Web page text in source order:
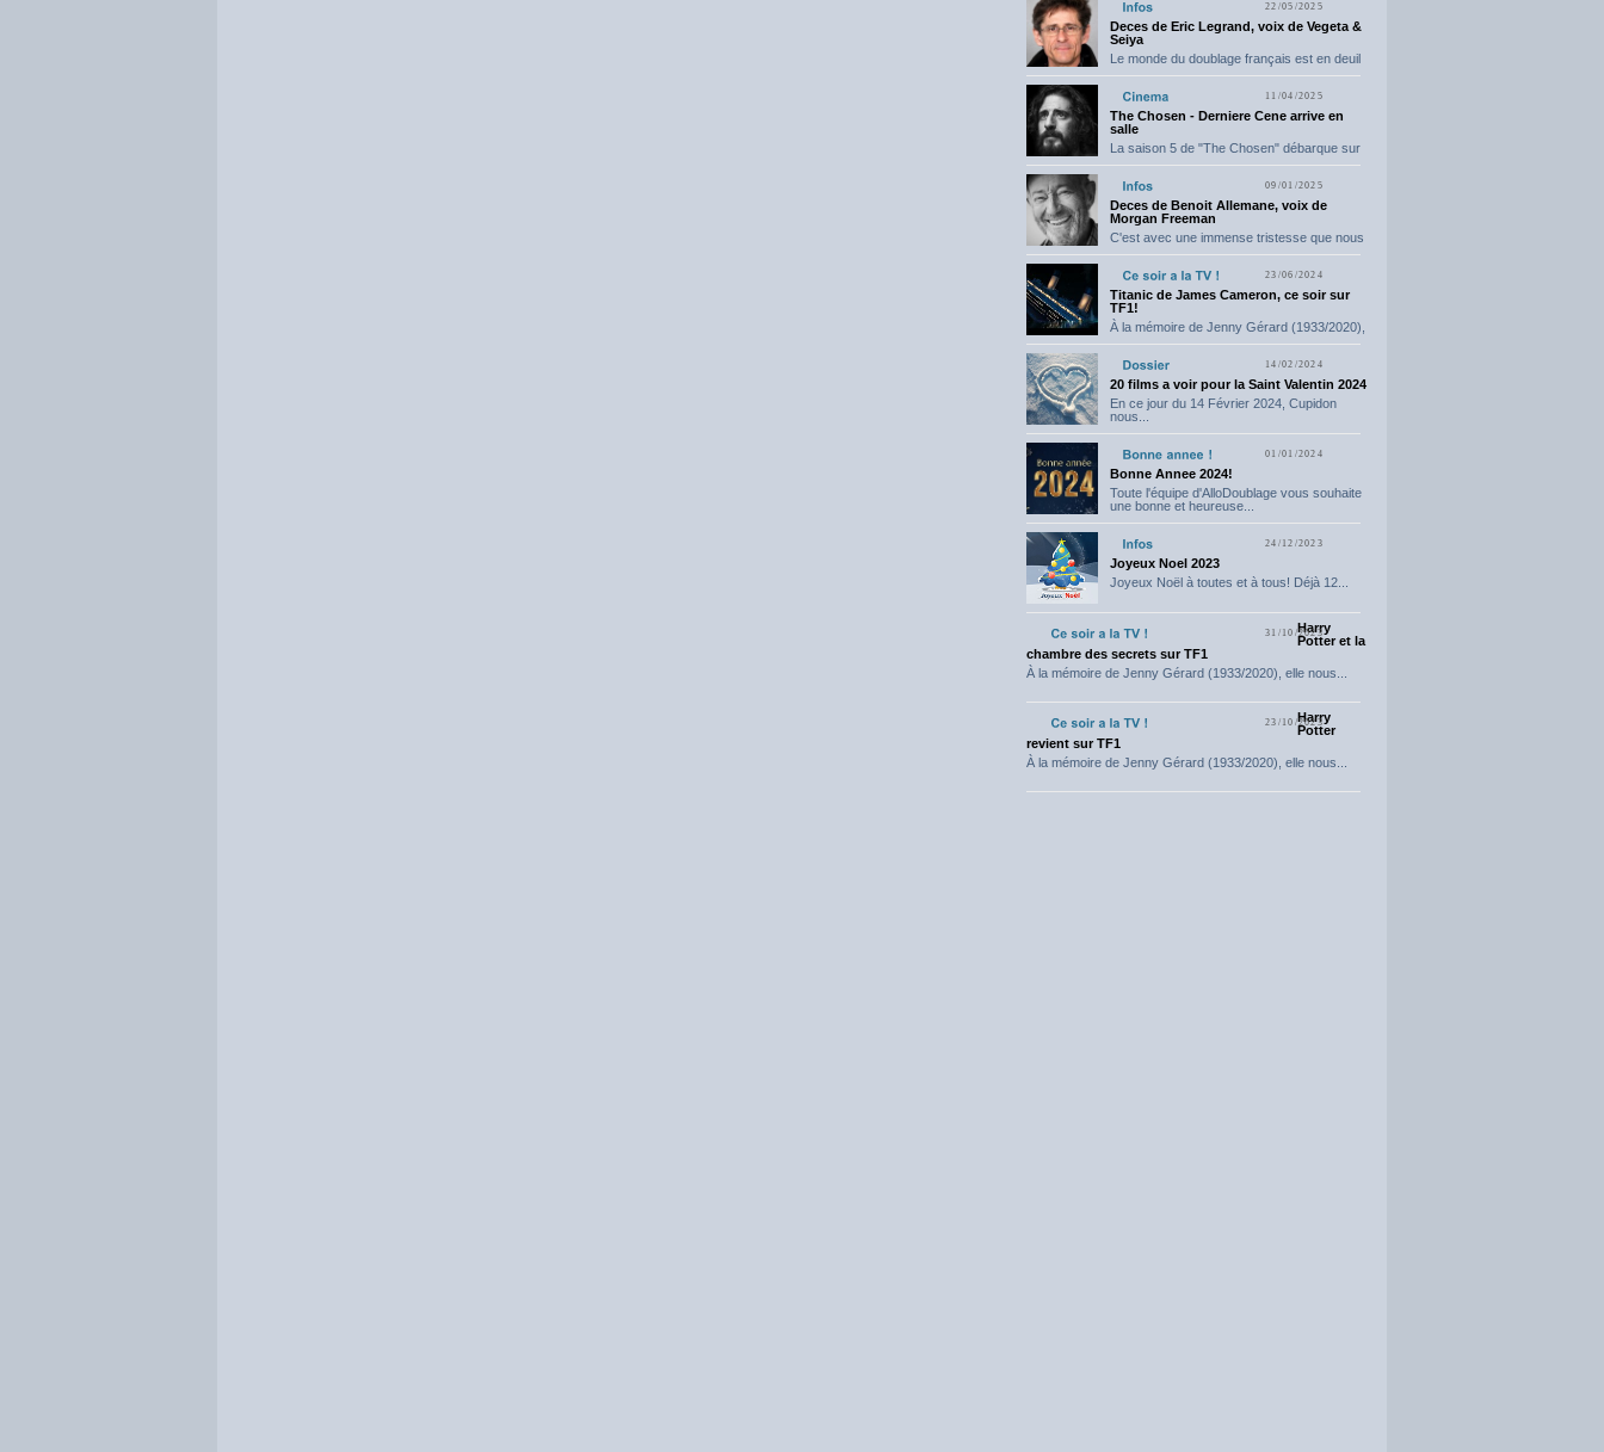
22/05/2025
Deces de Eric Legrand, voix de Vegeta &
Seiya
Le monde du doublage français est en deuil
11/04/2025
The Chosen - Derniere Cene arrive en
salle
La saison 5 de "The Chosen" débarque sur
09/01/2025
Deces de Benoit Allemane, voix de
Morgan Freeman
C'est avec une immense tristesse que nous
23/06/2024
Titanic de James Cameron, ce soir sur
TF1!
À la mémoire de Jenny Gérard (1933/2020),
14/02/2024
20 films a voir pour la Saint Valentin 2024
En ce jour du 14 Février 2024, Cupidon
nous...
01/01/2024
Bonne Annee 2024!
Toute l'équipe d'AlloDoublage vous souhaite
une bonne et heureuse...
24/12/2023
Joyeux Noel 2023
Joyeux Noël à toutes et à tous! Déjà 12...
31/10/2023
Harry
Potter et la
chambre des secrets sur TF1
À la mémoire de Jenny Gérard (1933/2020), elle nous...
23/10/2023
Harry
Potter
revient sur TF1
À la mémoire de Jenny Gérard (1933/2020), elle nous...